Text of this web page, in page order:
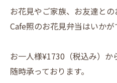
お花見やご家族、お友達との
Cafe照のお花見弁当はいかが
お一人様¥1730（税込み）か
随時承っております。